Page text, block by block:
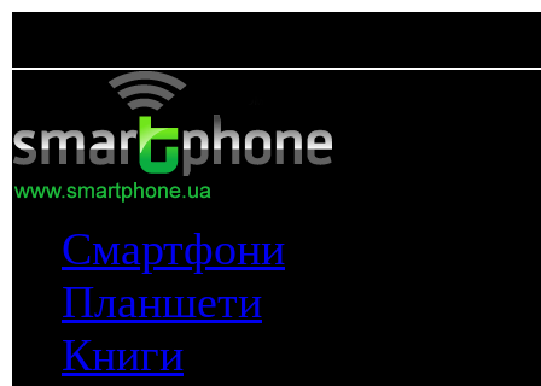
Смартфони
Планшети
Книги